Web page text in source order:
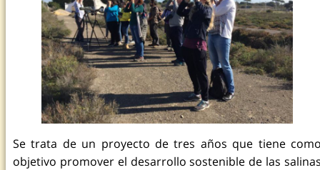
Se trata de un proyecto de tres años que tiene
objetivo promover el desarrollo sostenible de las